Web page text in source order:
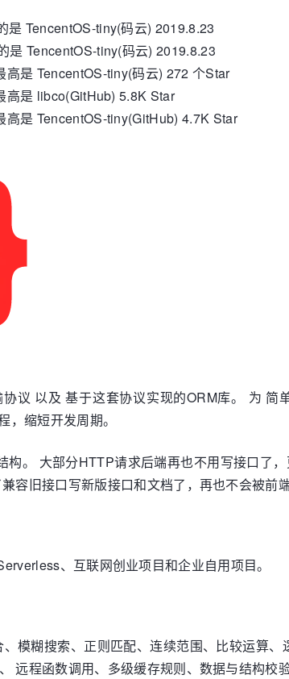
是 TencentOS-tiny(码云) 2019.8.23
是 TencentOS-tiny(码云) 2019.8.23
是 TencentOS-tiny(码云) 272 个Star
高是 libco(GitHub) 5.8K Star
是 TencentOS-tiny(GitHub) 4.7K Star
议 以及 基于这套协议实现的ORM库。 为
缩短开发周期。
。 大部分HTTP请求后端再也不用写接口了
容旧接口写新版接口和文档了，再也不会被前
、互联网创业项目和企业自用项目。
模糊搜索、正则匹配、连续范围、比较运算
远程函数调用、多级缓存规则、数据与结构校